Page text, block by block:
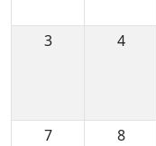
3
4
7
8